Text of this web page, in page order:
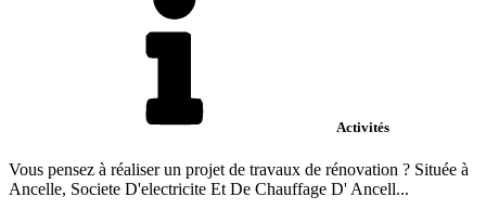
Activités
Vous pensez à réaliser un projet de travaux de rénovation ? Située à
Ancelle, Societe D'electricite Et De Chauffage D' Ancell...